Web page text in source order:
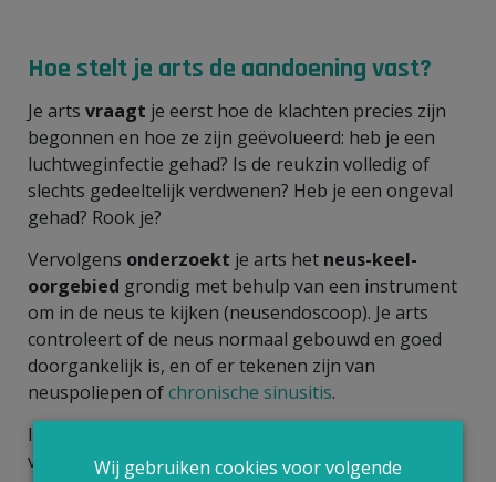
Hoe stelt je arts de aandoening vast?
Je arts vraagt je eerst hoe de klachten precies zijn
begonnen en hoe ze zijn geëvolueerd: heb je een
luchtweginfectie gehad? Is de reukzin volledig of
slechts gedeeltelijk verdwenen? Heb je een ongeval
gehad? Rook je?
Vervolgens onderzoekt je arts het neus-keel-
oorgebied grondig met behulp van een instrument
om in de neus te kijken (neusendoscoop). Je arts
controleert of de neus normaal gebouwd en goed
doorgankelijk is, en of er tekenen zijn van
neuspoliepen ofchronische sinusitis.
Infecties in de mondholte kunnen vieze geuren
veroorzaken. Daarom gebeurt ook een grondig
Wij gebruiken cookies voor volgende